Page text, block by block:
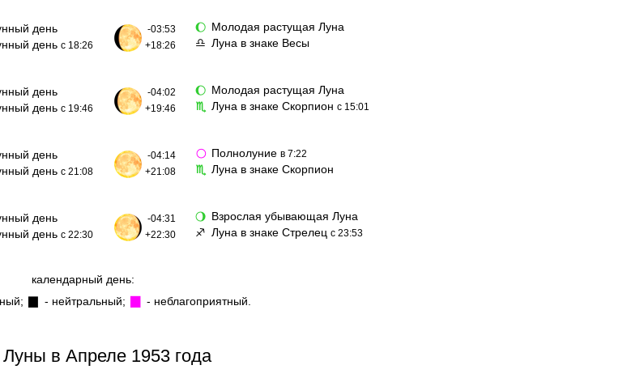
день
день с 18:26
-03:53
+18:26
🌔 Молодая растущая Луна
♎ Луна в знаке Весы
день
день с 19:46
-04:02
+19:46
🌔 Молодая растущая Луна
♏ Луна в знаке Скорпион с 15:01
день
день с 21:08
-04:14
+21:08
🌕 Полнолуние в 7:22
♏
Луна в знаке Скорпион
день
день с 22:30
-04:31
+22:30
🌖 Взрослая убывающая Луна
♐ Луна в знаке Стрелец с 23:53
календарный день:
- нейтральный; - неблагоприятный.
в Апреле 1953 года